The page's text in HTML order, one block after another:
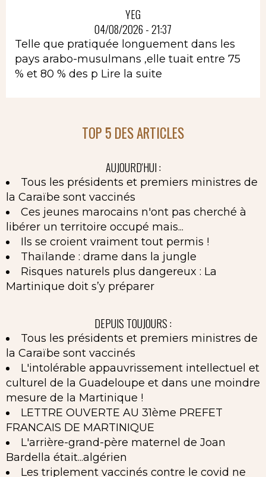
YEG
04/08/2026 - 21:37
Telle que pratiquée longuement dans les
pays arabo-musulmans ,elle tuait entre 75
% et 80 % des p Lire la suite
TOP 5 DES ARTICLES
AUJOURD'HUI :
Tous les présidents et premiers ministres de
la Caraïbe sont vaccinés
Ces jeunes marocains n'ont pas cherché à
libérer un territoire occupé mais...
Ils se croient vraiment tout permis !
Thaïlande : drame dans la jungle
Risques naturels plus dangereux : La
Martinique doit s’y préparer
DEPUIS TOUJOURS :
Tous les présidents et premiers ministres de
la Caraïbe sont vaccinés
L'intolérable appauvrissement intellectuel et
culturel de la Guadeloupe et dans une moindre
mesure de la Martinique !
LETTRE OUVERTE AU 31ème PREFET
FRANCAIS DE MARTINIQUE
L'arrière-grand-père maternel de Joan
Bardella était...algérien
Les triplement vaccinés contre le covid ne